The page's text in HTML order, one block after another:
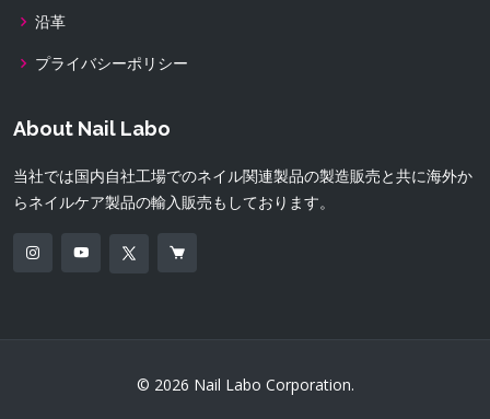
沿革
プライバシーポリシー
About Nail Labo
当社では国内自社工場でのネイル関連製品の製造販売と共に海外か
らネイルケア製品の輸入販売もしております。
© 2026 Nail Labo Corporation.